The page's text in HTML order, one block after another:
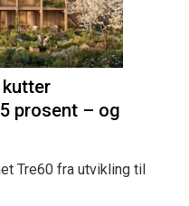
prosent – og
Tre60 fra utvikling til